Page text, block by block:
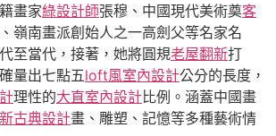
畫家綠設計師張穆、中國現代美術奠客
嶺南畫派創始人之一高劍父等名家名
至當代，接著，她將圓規老屋翻新打
量出七點五loft風室內設計公分的長度，
理性的大直室內設計比例。涵蓋中國畫
新古典設計畫、雕塑、記憶等多種藝術情